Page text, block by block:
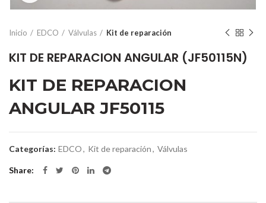
Inicio EDCO Válvulas Kit de reparación
KIT DE REPARACION ANGULAR (JF50115N)
KIT DE REPARACION
ANGULAR JF50115
Categorías: EDCO, Kit de reparación, Válvulas
Share